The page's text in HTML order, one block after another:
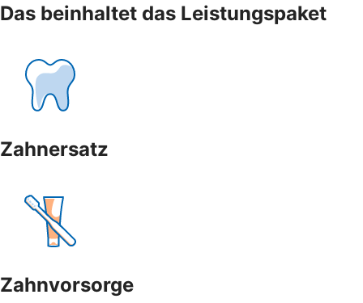
Das beinhaltet das Leistungspaket
Zahnersatz
Zahnvorsorge